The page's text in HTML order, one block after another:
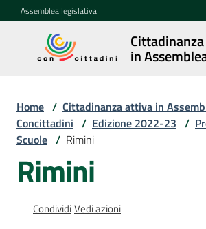
Vai al contenuto
Vai alla navigazione
Vai al footer
Assemblea legislativa
in
Cittadinanza
attiva in
Concittadini
Menu selezionato
Porte
Home / Cittadinanza attiva in
Concittadini / Edizione 2022-23 /
Scuole / Rimini
Rimini
CondividiVedi azioni